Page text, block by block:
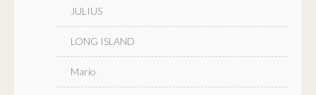
JULIUS
LONG ISLAND
Mario